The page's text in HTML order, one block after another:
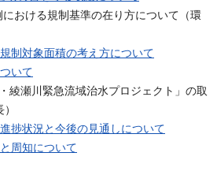
おける規制基準の在り方について（環
制対象面積の考え方について
いて
綾瀬川緊急流域治水プロジェクト」の取
捗状況と今後の見通しについて
周知について